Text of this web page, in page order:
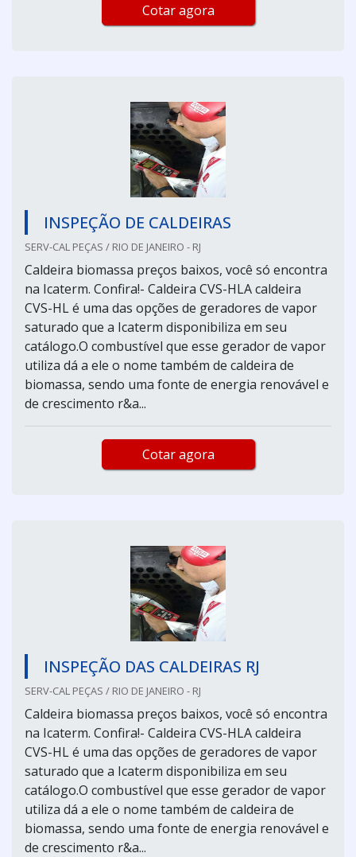
Cotar agora
INSPEÇÃO DE CALDEIRAS
SERV-CAL PEÇAS / RIO DE JANEIRO - RJ
Caldeira biomassa preços baixos, você só encontra
na Icaterm. Confira!- Caldeira CVS-HLA caldeira
CVS-HL é uma das opções de geradores de vapor
saturado que a Icaterm disponibiliza em seu
catálogo.O combustível que esse gerador de vapor
utiliza dá a ele o nome também de caldeira de
biomassa, sendo uma fonte de energia renovável e
de crescimento r&a...
Cotar agora
INSPEÇÃO DAS CALDEIRAS RJ
SERV-CAL PEÇAS / RIO DE JANEIRO - RJ
Caldeira biomassa preços baixos, você só encontra
na Icaterm. Confira!- Caldeira CVS-HLA caldeira
CVS-HL é uma das opções de geradores de vapor
saturado que a Icaterm disponibiliza em seu
catálogo.O combustível que esse gerador de vapor
utiliza dá a ele o nome também de caldeira de
biomassa, sendo uma fonte de energia renovável e
de crescimento r&a...